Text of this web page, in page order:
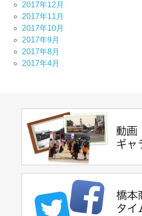
2017年12月
2017年11月
2017年10月
2017年9月
2017年8月
2017年4月